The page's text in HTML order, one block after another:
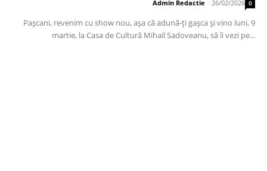
Admin Redactie - 26/02/2026 0
Paşcani, revenim cu show nou, aşa că adună-ţi gaşca şi vino luni, 9
martie, la Casa de Cultură Mihail Sadoveanu, să îi vezi pe...